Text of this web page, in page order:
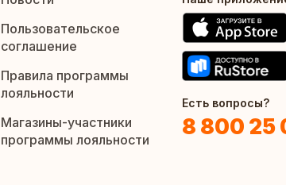
Пользовательское
соглашение
Правила программы
лояльности
Магазины-участники
программы лояльности
Есть вопросы?
8 800 25